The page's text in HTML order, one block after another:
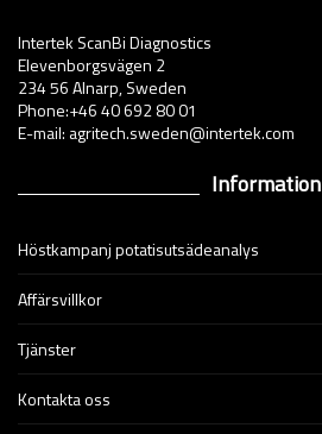
Intertek ScanBi Diagnostics
Elevenborgsvägen 2
234 56 Alnarp, Sweden
Phone:+46 40 692 80 01
E-mail: agritech.sweden@intertek.com
Information
Höstkampanj potatisutsädeanalys
Affärsvillkor
Tjänster
Kontakta oss